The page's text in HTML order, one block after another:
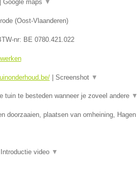
Google maps ▼
(Oost-Vlaanderen)
nr: BE 0780.421.022
| Screenshot ▼
tuin te besteden wanneer je zoveel andere ▼
doorzaaien, plaatsen van omheining, Hagen
Introductie video ▼